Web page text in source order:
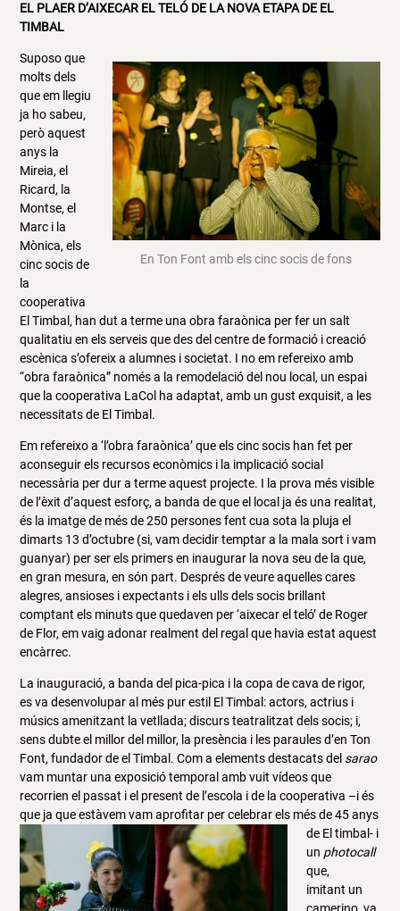
EL PLAER D’AIXECAR EL TELÓ DE LA NOVA ETAPA DE EL
TIMBAL
En Ton Font amb els cinc socis de fons
Suposo que
molts dels
que em llegiu
ja ho sabeu,
però aquest
anys la
Mireia, el
Ricard, la
Montse, el
Marc i la
Mònica, els
cinc socis de
la
cooperativa
El Timbal, han dut a terme una obra faraònica per fer un salt
qualitatiu en els serveis que des del centre de formació i creació
escènica s’ofereix a alumnes i societat. I no em refereixo amb
“obra faraònica” només a la remodelació del nou local, un espai
que la cooperativa LaCol ha adaptat, amb un gust exquisit, a les
necessitats de El Timbal.
Em refereixo a ‘l’obra faraònica’ que els cinc socis han fet per
aconseguir els recursos econòmics i la implicació social
necessària per dur a terme aquest projecte. I la prova més visible
de l’èxit d’aquest esforç, a banda de que el local ja és una realitat,
és la imatge de més de 250 persones fent cua sota la pluja el
dimarts 13 d’octubre (si, vam decidir temptar a la mala sort i vam
guanyar) per ser els primers en inaugurar la nova seu de la que,
en gran mesura, en són part. Després de veure aquelles cares
alegres, ansioses i expectants i els ulls dels socis brillant
comptant els minuts que quedaven per ‘aixecar el teló’ de Roger
de Flor, em vaig adonar realment del regal que havia estat aquest
encàrrec.
La inauguració, a banda del pica-pica i la copa de cava de rigor,
es va desenvolupar al més pur estil El Timbal: actors, actrius i
músics amenitzant la vetllada; discurs teatralitzat dels socis; i,
sens dubte el millor del millor, la presència i les paraules d’en Ton
Font, fundador de el Timbal. Com a elements destacats del sarao
vam muntar una exposició temporal amb vuit vídeos que
recorrien el passat i el present de l’escola i de la cooperativa –i és
que ja que estàvem vam aprofitar per celebrar els més de 45 anys
de El timbal- i
un photocall
que,
imitant un